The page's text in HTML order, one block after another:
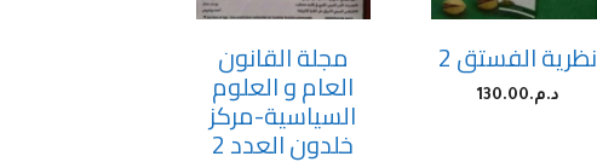
نظرية الفستق 2
د.م.130.00
مجلة القانون
العام و العلوم
السياسية-مركز
خلدون العدد 2